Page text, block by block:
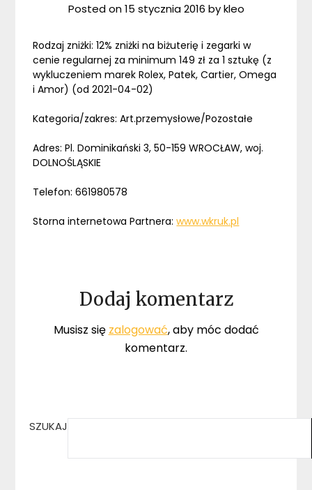
Posted on15 stycznia 2016 bykleo
Rodzaj zniżki: 12% zniżki na biżuterię i zegarki w
cenie regularnej za minimum 149 zł za 1 sztukę (z
wykluczeniem marek Rolex, Patek, Cartier, Omega
i Amor) (od 2021-04-02)
Kategoria/zakres: Art.przemysłowe/Pozostałe
Adres: Pl. Dominikański 3, 50-159 WROCŁAW, woj.
DOLNOŚLĄSKIE
Telefon: 661980578
Storna internetowa Partnera:www.wkruk.pl
Dodaj komentarz
Musisz się zalogować, aby móc dodać
komentarz.
SZUKAJ